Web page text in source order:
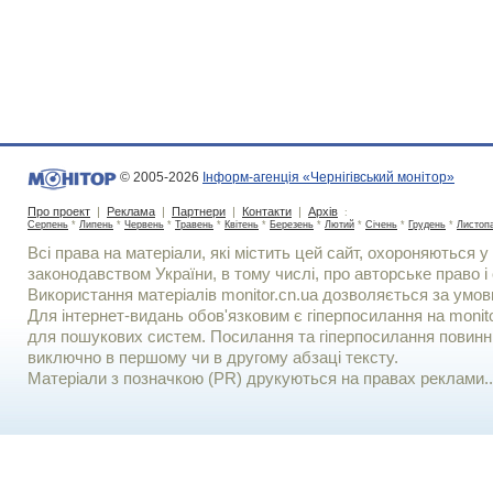
© 2005-2026 Інформ-агенція «Чернігівський монітор»
Про проект | Реклама | Партнери | Контакти | Архів :
Серпень * Липень * Червень * Травень * Квітень * Березень * Лютий * Січень * Грудень *
Всі права на матеріали, які містить цей сайт, охороняються у
законодавством України, в тому числі, про авторське право і
Використання матерiалiв monitor.cn.ua дозволяється за
Для iнтернет-видань обов'язковим є гiперпосилання на
для пошукових систем. Посилання та гіперпосилання
виключно в першому чи в другому абзаці тексту.
Матеріали з позначкою (PR) друкуються на правах реклами..